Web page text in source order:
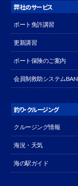
弊社のサービス
ボート免許講習
更新講習
ボート保険のご案内
会員制救助システムBAN
釣り・クルージング
クルージング情報
海況・天気
海の駅ガイド